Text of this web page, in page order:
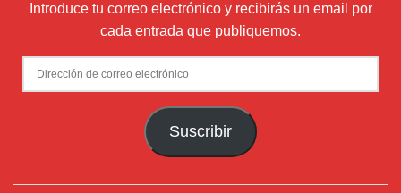
Introduce tu correo electrónico y recibirás un email por
cada entrada que publiquemos.
Dirección
de
Suscribir